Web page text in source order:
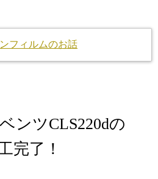
フィルムのお話
ンツCLS220dの
完了！